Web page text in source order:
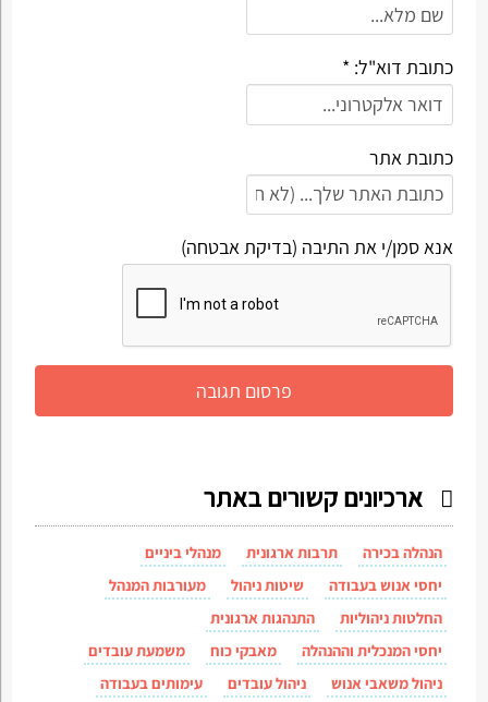
כתובת דוא"ל: *
כתובת אתר
אנא סמן/י את התיבה (בדיקת אבטחה)
ארכיונים קשורים באתר
הנהלה בכירה תרבות ארגונית
מנהלי ביניים
יחסי אנוש בעבודה
שיטות ניהול
מעורבות המנהל
החלטות ניהוליות
התנהגות ארגונית
יחסי המנכלית וההנהלה
מאבקי כוח
משמעת עובדים
ניהול משאבי אנוש
ניהול עובדים
עימותים בעבודה